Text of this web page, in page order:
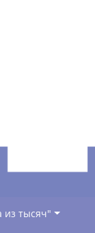
из тысяч"